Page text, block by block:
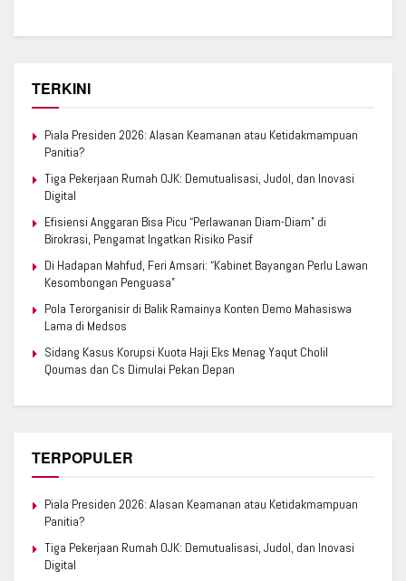
TERKINI
Piala Presiden 2026: Alasan Keamanan atau Ketidakmampuan
Panitia?
Tiga Pekerjaan Rumah OJK: Demutualisasi, Judol, dan Inovasi
Digital
Efisiensi Anggaran Bisa Picu “Perlawanan Diam-Diam” di
Birokrasi, Pengamat Ingatkan Risiko Pasif
Di Hadapan Mahfud, Feri Amsari: “Kabinet Bayangan Perlu Lawan
Kesombongan Penguasa”
Pola Terorganisir di Balik Ramainya Konten Demo Mahasiswa
Lama di Medsos
Sidang Kasus Korupsi Kuota Haji Eks Menag Yaqut Cholil
Qoumas dan Cs Dimulai Pekan Depan
TERPOPULER
Piala Presiden 2026: Alasan Keamanan atau Ketidakmampuan
Panitia?
Tiga Pekerjaan Rumah OJK: Demutualisasi, Judol, dan Inovasi
Digital